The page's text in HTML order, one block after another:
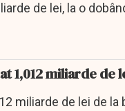
de lei, la o
1,012 miliarde de
miliarde de lei de